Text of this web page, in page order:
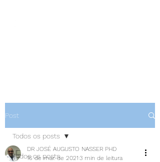
Post
Todos os posts
Todos os posts
DR JOSÉ AUGUSTO NASSER PHD
16 de mar. de 2021 3 min de leitura